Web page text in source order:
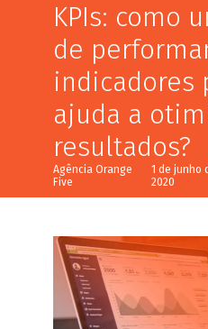
KPIs: como
de
indicadores
ajuda a
resultados?
Agência Orange
Five
1 de junho
2020